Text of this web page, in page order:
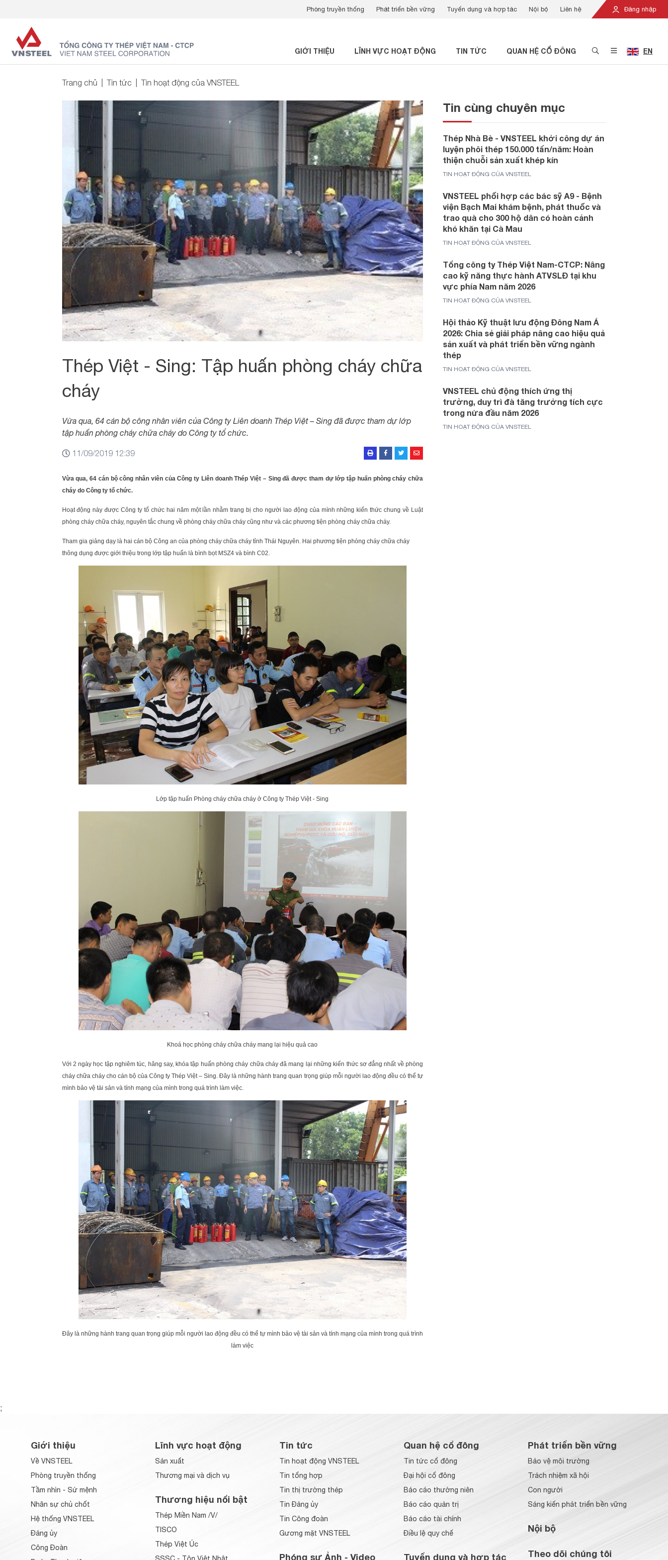
Đăng nhập
Phòng truyền thống Phát triển bền vững Tuyển dụng và hợp tác Nội bộ Liên hệ
GIỚI THIỆU LĨNH VỰC HOẠT ĐỘNG TIN TỨC QUAN HỆ CỔ ĐÔNG EN
Trang chủ Tin tức Tin hoạt động của VNSTEEL
Thép Việt - Sing: Tập huấn phòng cháy chữa
cháy
Vừa qua, 64 cán bộ công nhân viên của Công ty Liên doanh Thép Việt – Sing đã được tham dự lớp
tập huấn phòng cháy chữa cháy do Công ty tổ chức.
11/09/2019 12:39
Vừa qua, 64 cán bộ công nhân viên của Công ty Liên doanh Thép Việt – Sing đã được tham dự lớp tập huấn phòng cháy chữa
cháy do Công ty tổ chức.
Hoạt động này được Công ty tổ chức hai năm một lần nhằm trang bị cho người lao động của mình những kiến thức chung về Luật
phòng cháy chữa cháy, nguyên tắc chung về phòng cháy chữa cháy cũng như và các phương tiện phòng cháy chữa cháy.
Tham gia giảng dạy là hai cán bộ Công an của phòng cháy chữa cháy tỉnh Thái Nguyên. Hai phương tiện phòng cháy chữa cháy
thông dụng được giới thiệu trong lớp tập huấn là bình bọt MSZ4 và bình C02.
Lớp tập huấn Phòng cháy chữa cháy ở Công ty Thép Việt - Sing
Khoá học phòng cháy chữa cháy mang lại hiệu quả cao
Với 2 ngày học tập nghiêm túc, hăng say, khóa tập huấn phòng cháy chữa cháy đã mang lại những kiến thức sơ đẳng nhất về phòng
cháy chữa cháy cho cán bộ của Công ty Thép Việt – Sing. Đây là những hành trang quan trọng giúp mỗi người lao động đều có thể tự
mình bảo vệ tài sản và tính mạng của mình trong quá trình làm việc.
Đây là những hành trang quan trọng giúp mỗi người lao động đều có thể tự mình bảo vệ tài sản và tính mạng của mình trong quá trình
làm việc
Tin cùng chuyên mục
Thép Nhà Bè - VNSTEEL khởi công dự án
luyện phôi thép 150.000 tấn/năm: Hoàn
thiện chuỗi sản xuất khép kín
TIN HOẠT ĐỘNG CỦA VNSTEEL
VNSTEEL phối hợp các bác sỹ A9 - Bệnh
viện Bạch Mai khám bệnh, phát thuốc và
trao quà cho 300 hộ dân có hoàn cảnh
khó khăn tại Cà Mau
TIN HOẠT ĐỘNG CỦA VNSTEEL
Tổng công ty Thép Việt Nam-CTCP: Nâng
cao kỹ năng thực hành ATVSLĐ tại khu
vực phía Nam năm 2026
TIN HOẠT ĐỘNG CỦA VNSTEEL
Hội thảo Kỹ thuật lưu động Đông Nam Á
2026: Chia sẻ giải pháp nâng cao hiệu quả
sản xuất và phát triển bền vững ngành
thép
TIN HOẠT ĐỘNG CỦA VNSTEEL
VNSTEEL chủ động thích ứng thị
trường, duy trì đà tăng trưởng tích cực
trong nửa đầu năm 2026
TIN HOẠT ĐỘNG CỦA VNSTEEL
;
Giới thiệu
Về VNSTEEL
Phòng truyền thống
Tầm nhìn - Sứ mệnh
Nhân sự chủ chốt
Hệ thống VNSTEEL
Đảng ủy
Công Đoàn
Lĩnh vực hoạt động
Sản xuất
Thương mại và dịch vụ
Thương hiệu nổi bật
Thép Miền Nam /V/
TISCO
Thép Việt Úc
SSSC - Tôn Việt Nhật
Tin tức
Tin hoạt động VNSTEEL
Tin tổng hợp
Tin thị trường thép
Tin Đảng ủy
Tin Công đoàn
Gương mặt VNSTEEL
Phóng sự Ảnh - Video
Quan hệ cổ đông
Tin tức cổ đông
Đại hội cổ đông
Báo cáo thường niên
Báo cáo quản trị
Báo cáo tài chính
Điều lệ quy chế
Tuyển dụng và hợp tác
Phát triển bền vững
Bảo vệ môi trường
Trách nhiệm xã hội
Con người
Sáng kiến phát triển bền vững
Nội bộ
Theo dõi chúng tôi